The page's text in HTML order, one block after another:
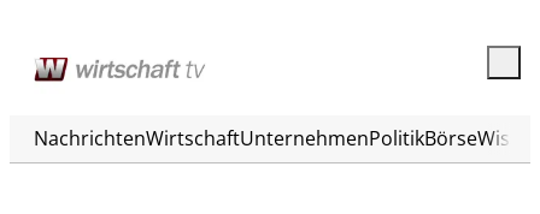
NachrichtenWirtschaftUnternehmenPolitikBörse